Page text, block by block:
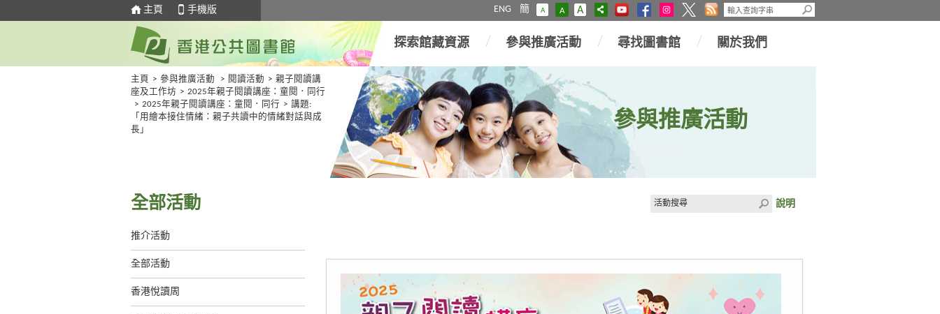
主頁 手機版 ENG 簡 A A A
探索館藏資源 參與推廣活動 尋找圖書館 關於我們
主頁 > 參與推廣活動 > 閱讀活動 > 親子閱讀講
座及工作坊 > 2025年親子閱讀講座：童閱．同行
> 2025年親子閱讀講座：童閱．同行 > 講題:
「用繪本接住情緒：親子共讀中的情緒對話與成
長」
參與推廣活動
全部活動
推介活動
全部活動
香港悅讀周
說明